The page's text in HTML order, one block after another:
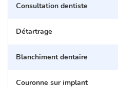
Consultation dentiste
Détartrage
Blanchiment dentaire
Couronne sur implant